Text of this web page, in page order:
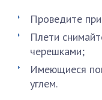
Проведите
Плети
черешками;
Имеющиеся
углем.